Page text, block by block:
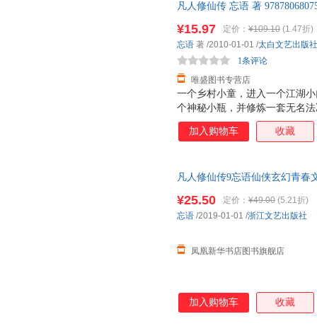
凡人修仙传 忘语 著
一个乡村小童，进入一个江湖
个神秘小瓶，并修炼一套无名
从而背井离乡，抛弃一切，立
¥15.97 定价： ¥109.10 (1.47折)
唯盛图书专营店
1条评论
忘语 著 /2010-01-01 /太白文艺出版社
加入购物车 收藏
凡人修仙传9忘语仙侠玄幻青春
¥25.50 定价： ¥49.00 (5.21折)
凤凰新华书店图书旗舰店
忘语 /2019-01-01 /浙江文艺出版社
加入购物车 收藏